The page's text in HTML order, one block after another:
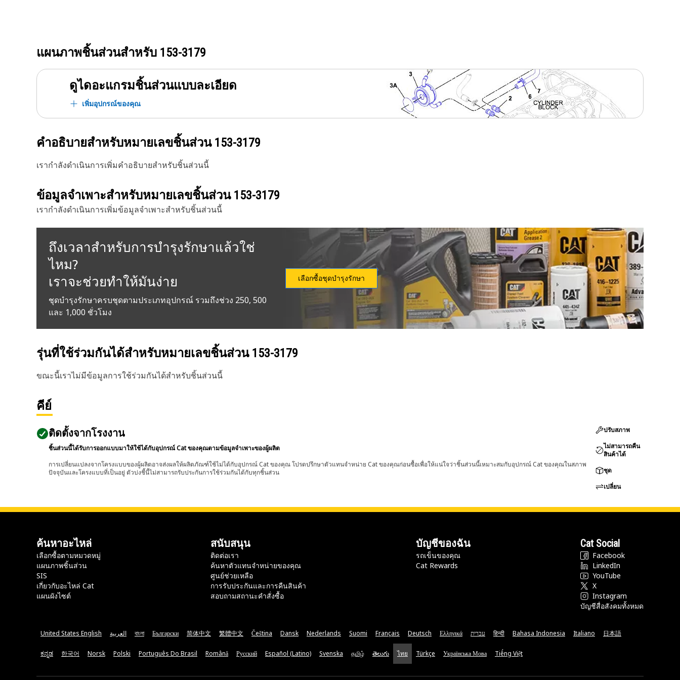
แผนภาพชิ้นส่วนสำหรับ 153-3179
ดูไดอะแกรมชิ้นส่วนแบบละเอียด
เพิ่มอุปกรณ์ของคุณ
คำอธิบายสำหรับหมายเลขชิ้นส่วน 153-3179
เรากำลังดำเนินการเพิ่มคำอธิบายสำหรับชิ้นส่วนนี้
ข้อมูลจำเพาะสำหรับหมายเลขชิ้นส่วน 153-3179
เรากำลังดำเนินการเพิ่มข้อมูลจำเพาะสำหรับชิ้นส่วนนี้
ถึงเวลาสำหรับการบำรุงรักษาแล้วใช่
ไหม?
เราจะช่วยทำให้มันง่าย
ชุดบำรุงรักษาครบชุดตามประเภทอุปกรณ์ รวมถึงช่วง 250, 500
และ 1,000 ชั่วโมง
เลือกซื้อชุดบำรุงรักษา
รุ่นที่ใช้ร่วมกันได้สำหรับหมายเลขชิ้นส่วน 153-3179
ขณะนี้เราไม่มีข้อมูลการใช้ร่วมกันได้สำหรับชิ้นส่วนนี้
คีย์
ติดตั้งจากโรงงาน
ชิ้นส่วนนี้ได้รับการออกแบบมาให้ใช้ได้กับอุปกรณ์ Cat ของคุณตามข้อมูลจำเพาะของผู้ผลิต
การเปลี่ยนแปลงจากโครงแบบของผู้ผลิตอาจส่งผลให้ผลิตภัณฑ์ใช้ไม่ได้กับอุปกรณ์ Cat ของคุณ โปรดปรึกษาตัวแทนจำหน่าย Cat ของคุณก่อนซื้อเพื่อให้แน่ใจว่าชิ้นส่วนนี้เหมาะสมกับอุปกรณ์ Cat ของคุณในสภาพ
ปัจจุบันและโครงแบบที่เป็นอยู่ ตัวบ่งชี้นี้ไม่สามารถรับประกันการใช้ร่วมกันได้กับทุกชิ้นส่วน
ปรับสภาพ
ไม่สามารถคืน
สินค้าได้
ชุด
เปลี่ยน
ค้นหาอะไหล่
เลือกซื้อตามหมวดหมู่
แผนภาพชิ้นส่วน
SIS
เกี่ยวกับอะไหล่ Cat
แผนผังไซต์
สนับสนุน
ติดต่อเรา
ค้นหาตัวแทนจำหน่ายของคุณ
ศูนย์ช่วยเหลือ
การรับประกันและการคืนสินค้า
สอบถามสถานะคำสั่งซื้อ
บัญชีของฉัน
รถเข็นของคุณ
Cat Rewards
Cat Social
Facebook
LinkedIn
YouTube
X
Instagram
บัญชีสื่อสังคมทั้งหมด
United States English العربية বাংলা Български 简体中文 繁體中文 Čeština Dansk Nederlands Suomi Français Deutsch Ελληνικά עברית हिन्दी Bahasa Indonesia Italiano 日本語
ಕನ್ನಡ 한국어 Norsk Polski Português Do Brasil Română Русский Español (Latino) Svenska தமிழ் తెలుగు ไทย Türkçe Українська Мова Tiếng Việt